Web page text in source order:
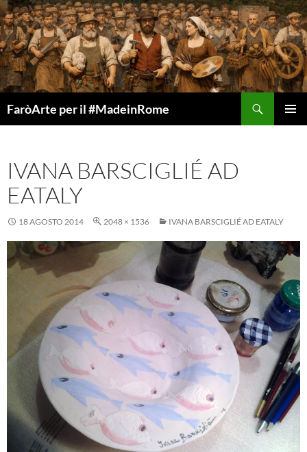
Vai
al
contenuto
FaròArte per il #MadeinRome
IVANA BARSCIGLIÉ AD
EATALY
18 AGOSTO 2014 2048 × 1536 IVANA BARSCIGLIÉ AD EATALY